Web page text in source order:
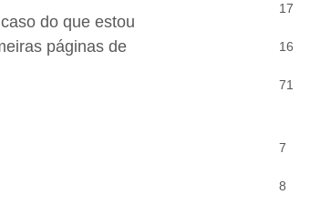
do que estou
páginas de
17
16
71
7
8